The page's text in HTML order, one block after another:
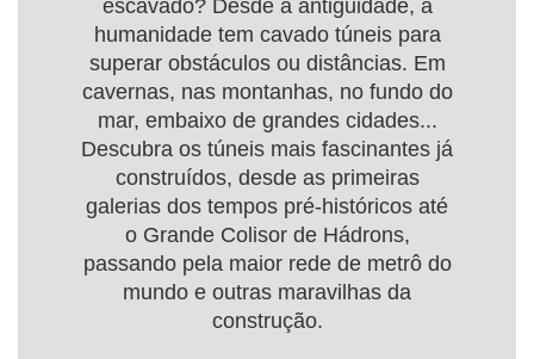
escavado? Desde a antiguidade, a
humanidade tem cavado túneis para
superar obstáculos ou distâncias. Em
cavernas, nas montanhas, no fundo do
mar, embaixo de grandes cidades...
Descubra os túneis mais fascinantes já
construídos, desde as primeiras
galerias dos tempos pré-históricos até
o Grande Colisor de Hádrons,
passando pela maior rede de metrô do
mundo e outras maravilhas da
construção.